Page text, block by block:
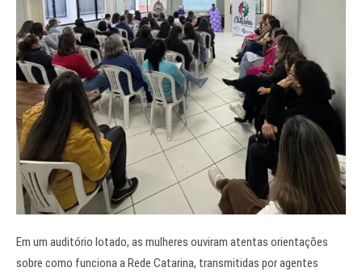
Em um auditório lotado, as mulheres ouviram atentas orientações
sobre como funciona a Rede Catarina, transmitidas por agentes